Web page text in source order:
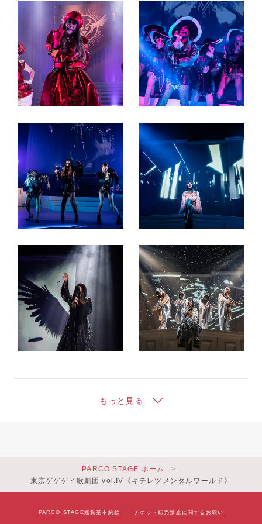
もっと見る
PARCO STAGE ホーム
東京ゲゲゲイ歌劇団 vol.IV《キテレツメンタルワールド》
PARCO STAGE鑑賞基本約款 チケット転売禁止に関するお願い